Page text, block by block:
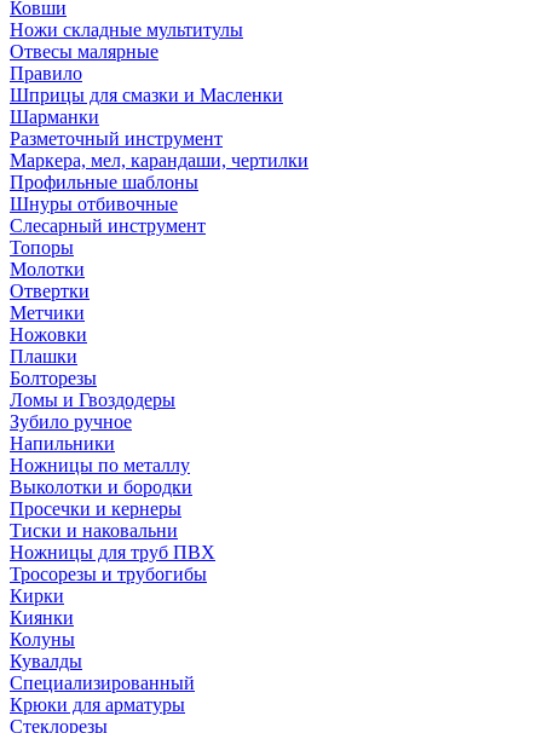
Ковши
Ножи складные мультитулы
Отвесы малярные
Правило
Шприцы для смазки и Масленки
Шарманки
Разметочный инструмент
Маркера, мел, карандаши, чертилки
Профильные шаблоны
Шнуры отбивочные
Слесарный инструмент
Топоры
Молотки
Отвертки
Метчики
Ножовки
Плашки
Болторезы
Ломы и Гвоздодеры
Зубило ручное
Напильники
Ножницы по металлу
Выколотки и бородки
Просечки и кернеры
Тиски и наковальни
Ножницы для труб ПВХ
Тросорезы и трубогибы
Кирки
Киянки
Колуны
Кувалды
Специализированный
Крюки для арматуры
Стеклорезы